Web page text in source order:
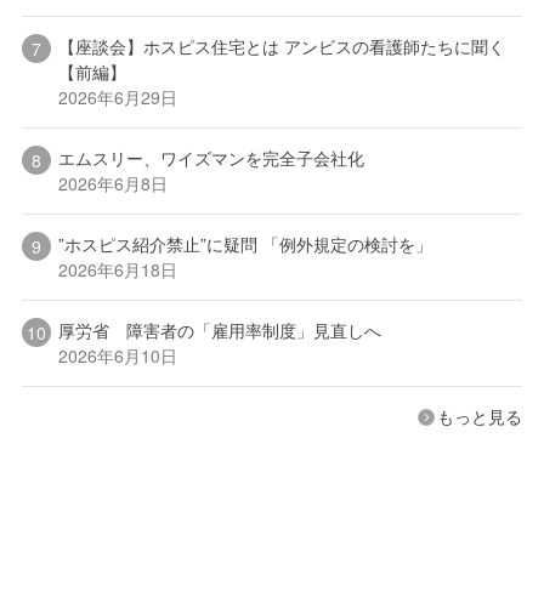
【座談会】ホスピス住宅とは アンビスの看護師たちに聞く
【前編】
2026年6月29日
エムスリー、ワイズマンを完全子会社化
2026年6月8日
”ホスピス紹介禁止”に疑問 「例外規定の検討を」
2026年6月18日
厚労省 障害者の「雇用率制度」見直しへ
2026年6月10日
もっと見る